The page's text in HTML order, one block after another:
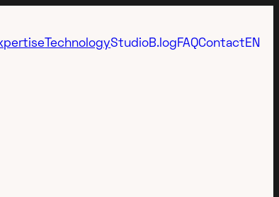
TechnologyStudioB.logFAQContactEN